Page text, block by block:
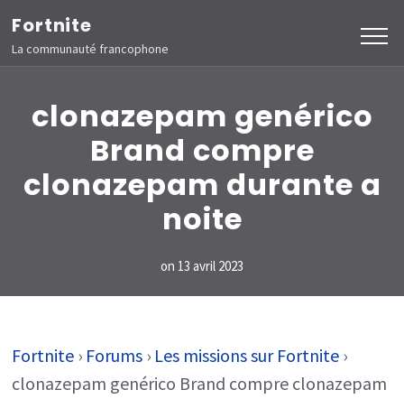
Aller
au
contenu
(Pressez
Entrée)
Fortnite
La communauté francophone
clonazepam genérico
Brand compre
clonazepam durante a
noite
on 13 avril 2023
Fortnite › Forums › Les missions sur Fortnite ›
clonazepam genérico Brand compre clonazepam